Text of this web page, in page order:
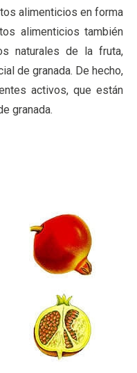
alimenticios en forma
alimenticios también
naturales de la fruta,
de granada. De hecho,
activos, que están
granada.